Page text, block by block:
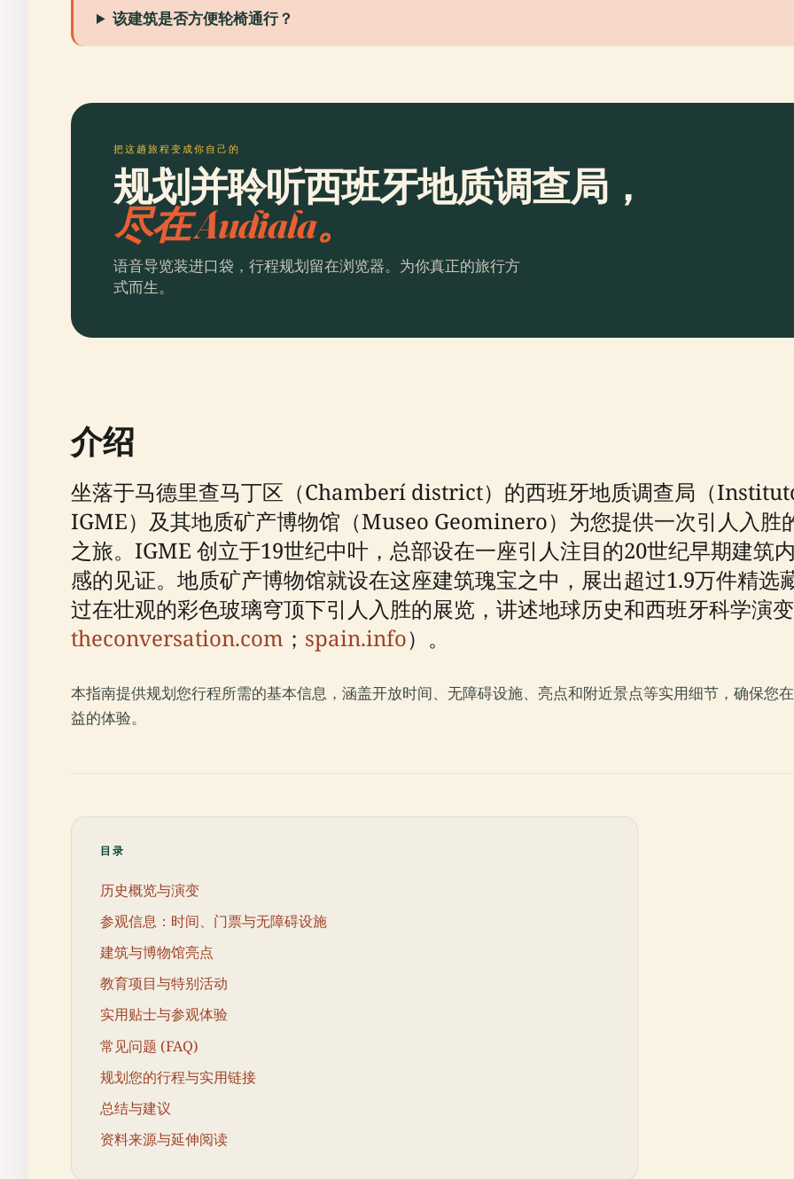
该建筑是否方便轮椅通行？
把这趟旅程变成你自己的
规划并聆听西班牙地质调查局，
尽在 Audiala。
语音导览装进口袋，行程规划留在浏览器。为你真正的旅行方
式而生。
介绍
坐落于马德里查马丁区（Chamberí district）的西班牙地质调查局（
IGME）及其地质矿产博物馆（Museo Geominero）为您提供一次引人入胜
之旅。IGME 创立于19世纪中叶，总部设在一座引人注目的20世纪早期建筑
感的见证。地质矿产博物馆就设在这座建筑瑰宝之中，展出超过1.9万件精选
过在壮观的彩色玻璃穹顶下引人入胜的展览，讲述地球历史和西班牙科学演
theconversation.com ； spain.info）。
本指南提供规划您行程所需的基本信息，涵盖开放时间、无障碍设施、亮点和附近景点等实用细节，确保您
益的体验。
目录
历史概览与演变
参观信息：时间、门票与无障碍设施
建筑与博物馆亮点
教育项目与特别活动
实用贴士与参观体验
常见问题 (FAQ)
规划您的行程与实用链接
总结与建议
资料来源与延伸阅读